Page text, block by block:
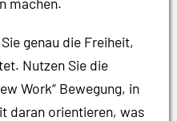
genau die Freiheit,
Nutzen Sie die
Work“ Bewegung, in
daran orientieren, was